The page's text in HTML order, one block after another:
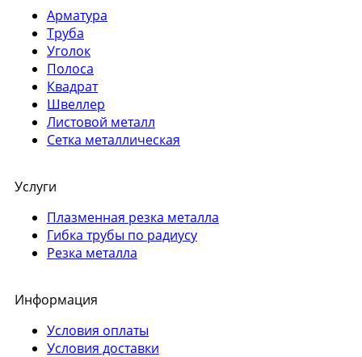
Арматура
Труба
Уголок
Полоса
Квадрат
Швеллер
Листовой металл
Сетка металлическая
Услуги
Плазменная резка металла
Гибка трубы по радиусу
Резка металла
Информация
Условия оплаты
Условия доставки